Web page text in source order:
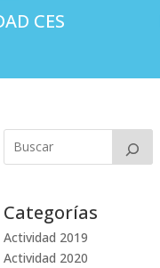
CES
Categorías
Actividad 2019
Actividad 2020